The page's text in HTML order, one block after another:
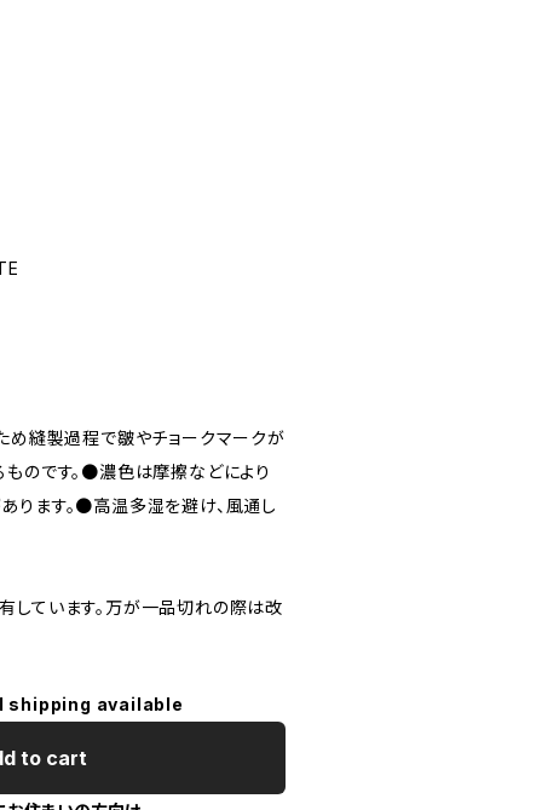
め縫製過程で皺やチョークマークが
ものです。●濃色は摩擦などにより
ります。●高温多湿を避け、風通し
しています。万が一品切れの際は改
shipping available
to cart